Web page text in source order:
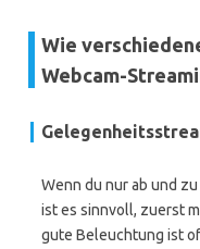
Wie
Webcam-
Wenn du nur ab und
ist es sinnvoll, zuerst
gute Beleuchtung ist